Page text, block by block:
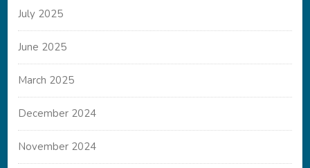
July 2025
June 2025
March 2025
December 2024
November 2024